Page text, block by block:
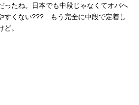
ったね。日本でも中段じゃなくてオバへ
すくない??? もう完全に中段で定着し
。